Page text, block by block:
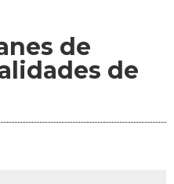
de
de